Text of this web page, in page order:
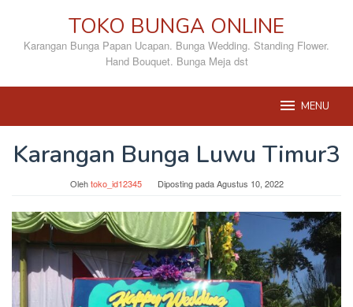
konten
TOKO BUNGA ONLINE
Karangan Bunga Papan Ucapan. Bunga Wedding. Standing Flower.
Hand Bouquet. Bunga Meja dst
MENU
Karangan Bunga Luwu Timur3
Olehtoko_id12345 Diposting padaAgustus 10, 2022